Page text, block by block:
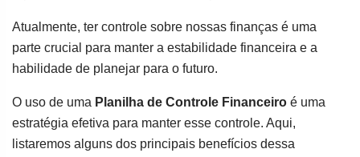
Atualmente, ter controle sobre nossas finanças é uma
parte crucial para manter a estabilidade financeira e a
habilidade de planejar para o futuro.
O uso de uma Planilha de Controle Financeiro é uma
estratégia efetiva para manter esse controle. Aqui,
listaremos alguns dos principais benefícios dessa